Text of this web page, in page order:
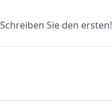
Sie den ersten!